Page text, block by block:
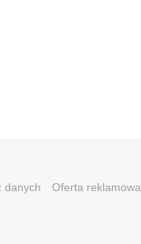
danych Oferta reklamowa